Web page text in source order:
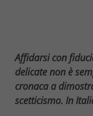
Affidarsi con
delicate non è
cronaca a
scetticismo. In